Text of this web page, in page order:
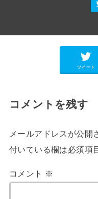
ツイート
コメントを残す
メールアドレスが公開
付いている欄は必須項
コメント ※